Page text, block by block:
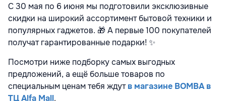
С 30 мая по 6 июня мы подготовили эксклюзивные
скидки на широкий ассортимент бытовой техники и
популярных гаджетов. 🎁 А первые 100 покупателей
получат гарантированные подарки! ✨
Посмотри ниже подборку самых выгодных
предложений, а ещё больше товаров по
специальным ценам тебя ждутв магазине BOMBA в
ТЦ Alfa Mall.